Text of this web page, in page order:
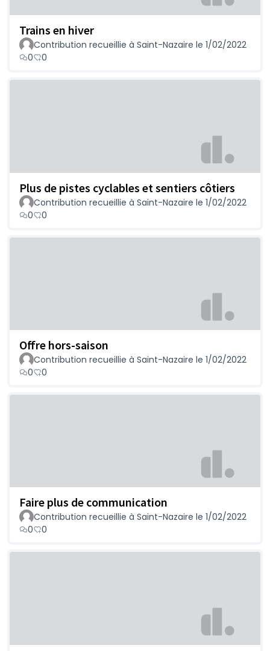
Trains en hiver
Contribution recueillie à Saint-Nazaire le 1/02/2022
0
0
Plus de pistes cyclables et sentiers côtiers
Contribution recueillie à Saint-Nazaire le 1/02/2022
0
0
Offre hors-saison
Contribution recueillie à Saint-Nazaire le 1/02/2022
0
0
Faire plus de communication
Contribution recueillie à Saint-Nazaire le 1/02/2022
0
0